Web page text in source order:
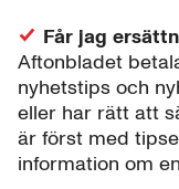
Får jag
Aftonbladet
nyhetstips och
eller har rätt att
är först med
information om